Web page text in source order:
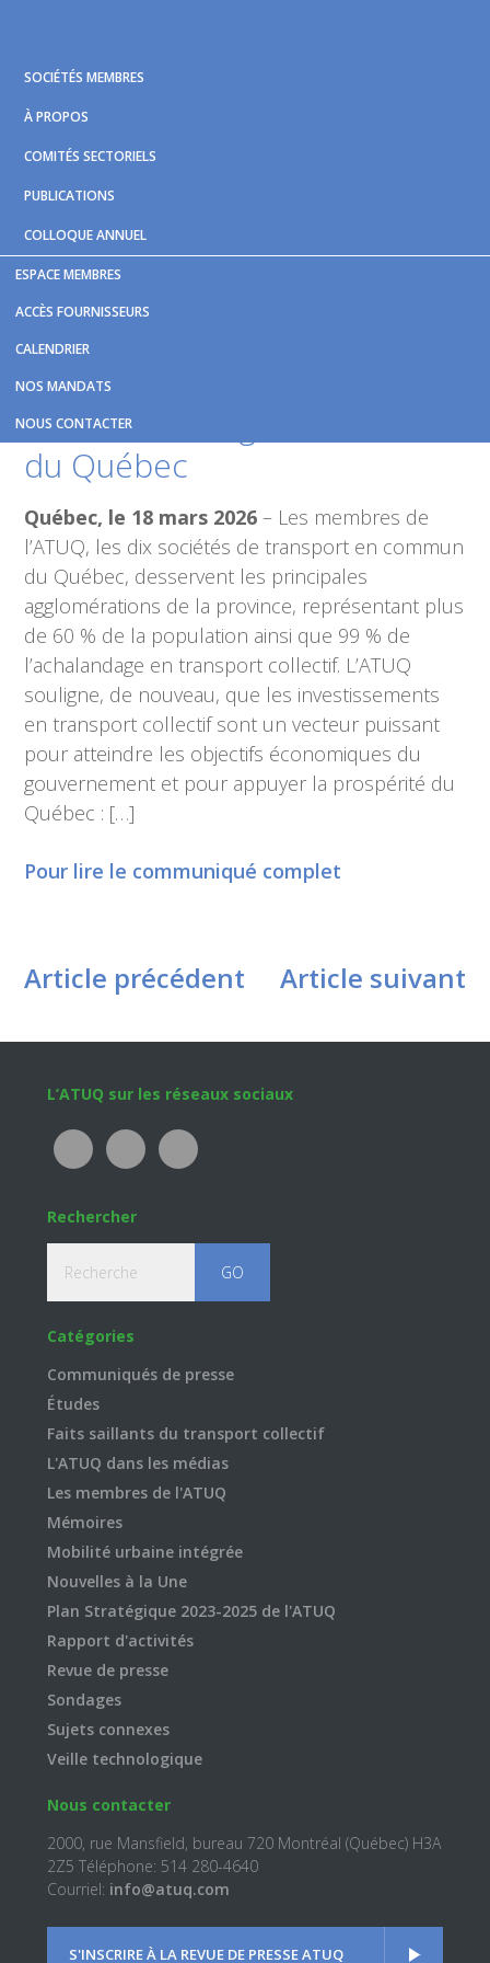
primary
navigation
main
content
footer
ESPACE MEMBRES
ACCÈS FOURNISSEURS
CALENDRIER
NOS MANDATS
NOUS CONTACTER
SOCIÉTÉS MEMBRES
À PROPOS
COMITÉS SECTORIELS
PUBLICATIONS
COLLOQUE ANNUEL
Vous êtes ici :Accueil
L’ATUQ réagit au budget
2026-2027 du gouvernement
du Québec
Québec, le 18 mars 2026 – Les membres de
l’ATUQ, les dix sociétés de transport en commun
du Québec, desservent les principales
agglomérations de la province, représentant plus
de 60 % de la population ainsi que 99 % de
l’achalandage en transport collectif. L’ATUQ
souligne, de nouveau, que les investissements
en transport collectif sont un vecteur puissant
pour atteindre les objectifs économiques du
gouvernement et pour appuyer la prospérité du
Québec : […]
Pour lire le communiqué complet
Article précédent Article suivant
Footer
L’ATUQ sur les réseaux sociaux
Rechercher
Catégories
Communiqués de presse
Études
Faits saillants du transport collectif
L'ATUQ dans les médias
Les membres de l'ATUQ
Mémoires
Mobilité urbaine intégrée
Nouvelles à la Une
Plan Stratégique 2023-2025 de l'ATUQ
Rapport d'activités
Revue de presse
Sondages
Sujets connexes
Veille technologique
Nous contacter
2000, rue Mansfield, bureau 720 Montréal (Québec) H3A
2Z5 Téléphone: 514 280-4640
Courriel: info@atuq.com
S'INSCRIRE À LA REVUE DE PRESSE ATUQ